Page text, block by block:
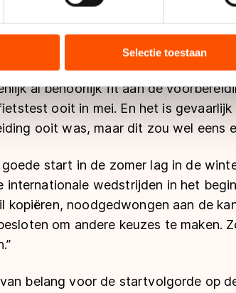
over uw gebruik van onze site met onze
met andere gegevens die u aan hen
kunnen gegevens doorgeven aan landen
geldt volgens de GDPR. Door op
cookiebeleid .
Selectie toestaan
mezelf in positieve zin aan het
de batterij helemaal leeg,
wedstrijden bij konden.”
al behoorlijk fit aan de
ooit in mei. En het is
ooit was, maar dit zou wel eens
start in de zomer lag in de
internationale wedstrijden in het
kopiëren, noodgedwongen aan de
om andere keuzes te maken.
belang voor de startvolgorde op